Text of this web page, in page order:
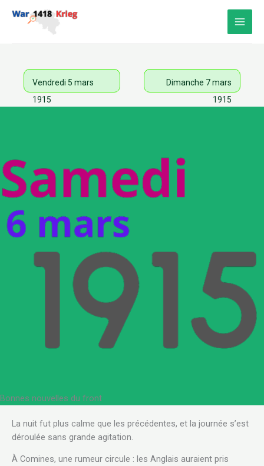
Vendredi 5 mars
1915
Dimanche 7 mars
1915
Bonnes nouvelles du front
La nuit fut plus calme que les précédentes, et la journée s’est
déroulée sans grande agitation.
À Comines, une rumeur circule : les Anglais auraient pris